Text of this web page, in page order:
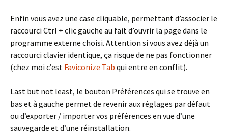
Enfin vous avez une case cliquable, permettant d’associer le
raccourci Ctrl + clic gauche au fait d’ouvrir la page dans le
programme externe choisi. Attention si vous avez déjà un
raccourci clavier identique, ça risque de ne pas fonctionner
(chez moi c’est Faviconize Tab qui entre en conflit).
Last but not least, le bouton Préférences qui se trouve en
bas et à gauche permet de revenir aux réglages par défaut
ou d’exporter / importer vos préférences en vue d’une
sauvegarde et d’une réinstallation.